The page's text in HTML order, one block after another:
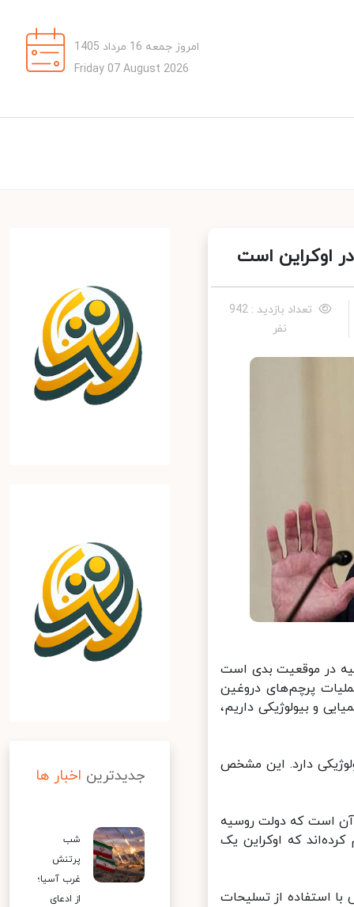
امروز جمعه 16 مرداد 1405
Friday 07 August 2026
اوکراین است
تعداد بازدید : 942
نفر
در موقعیت بدی است
پرچم‌های دروغین
و بیولوژیکی داریم،
دارد. این مشخص
است که دولت روسیه
که اوکراین یک
استفاده از تسلیحات
جدیدترین اخبار ها
شب
پرتنش
غرب آسیا؛
از ادعای